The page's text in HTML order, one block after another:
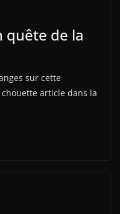
quête de la
sur cette
article dans la